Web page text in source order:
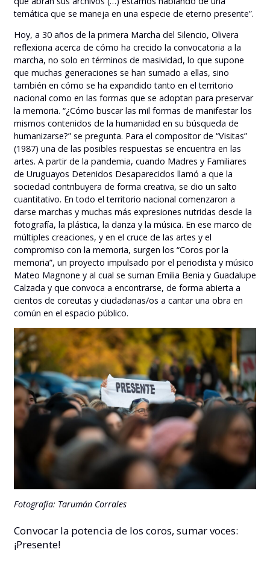
temática que se maneja en una especie de eterno presente”.
Hoy, a 30 años de la primera Marcha del Silencio, Olivera
reflexiona acerca de cómo ha crecido la convocatoria a la
marcha, no solo en términos de masividad, lo que supone
que muchas generaciones se han sumado a ellas, sino
también en cómo se ha expandido tanto en el territorio
nacional como en las formas que se adoptan para preservar
la memoria. “¿Cómo buscar las mil formas de manifestar los
mismos contenidos de la humanidad en su búsqueda de
humanizarse?” se pregunta. Para el compositor de “Visitas”
(1987) una de las posibles respuestas se encuentra en las
artes. A partir de la pandemia, cuando Madres y Familiares
de Uruguayos Detenidos Desaparecidos llamó a que la
sociedad contribuyera de forma creativa, se dio un salto
cuantitativo. En todo el territorio nacional comenzaron a
darse marchas y muchas más expresiones nutridas desde la
fotografía, la plástica, la danza y la música. En ese marco de
múltiples creaciones, y en el cruce de las artes y el
compromiso con la memoria, surgen los “Coros por la
memoria”, un proyecto impulsado por el periodista y músico
Mateo Magnone y al cual se suman Emilia Benia y Guadalupe
Calzada y que convoca a encontrarse, de forma abierta a
cientos de coreutas y ciudadanas/os a cantar una obra en
común en el espacio público.
Fotografía: Tarumán Corrales
Convocar la potencia de los coros, sumar voces:
¡Presente!